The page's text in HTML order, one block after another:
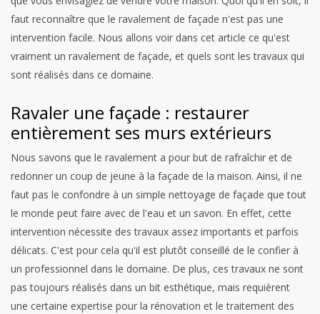
faut reconnaître que le ravalement de façade n'est pas une
intervention facile. Nous allons voir dans cet article ce qu'est
vraiment un ravalement de façade, et quels sont les travaux qui
sont réalisés dans ce domaine.
Ravaler une façade : restaurer
entièrement ses murs extérieurs
Nous savons que le ravalement a pour but de rafraîchir et de
redonner un coup de jeune à la façade de la maison. Ainsi, il ne
faut pas le confondre à un simple nettoyage de façade que tout
le monde peut faire avec de l'eau et un savon. En effet, cette
intervention nécessite des travaux assez importants et parfois
délicats. C'est pour cela qu'il est plutôt conseillé de le confier à
un professionnel dans le domaine. De plus, ces travaux ne sont
pas toujours réalisés dans un bit esthétique, mais requièrent
une certaine expertise pour la rénovation et le traitement des